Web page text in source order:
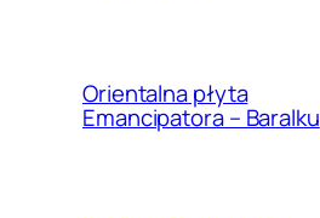
Orientalna płyta
Emancipatora – Baralku